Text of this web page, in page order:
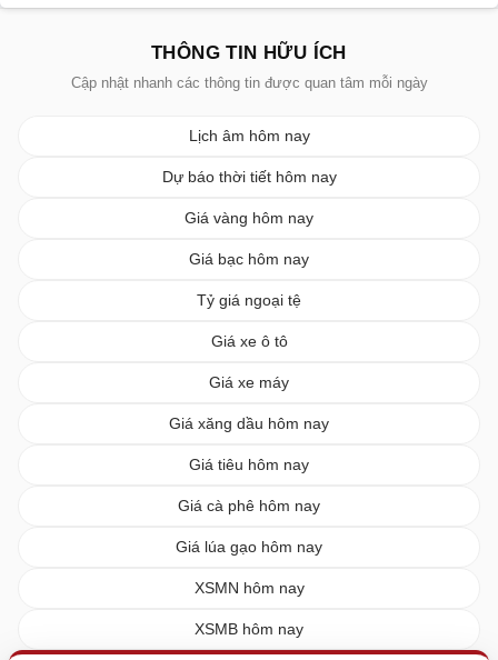
THÔNG TIN HỮU ÍCH
Cập nhật nhanh các thông tin được quan tâm mỗi ngày
Lịch âm hôm nay
Dự báo thời tiết hôm nay
Giá vàng hôm nay
Giá bạc hôm nay
Tỷ giá ngoại tệ
Giá xe ô tô
Giá xe máy
Giá xăng dầu hôm nay
Giá tiêu hôm nay
Giá cà phê hôm nay
Giá lúa gạo hôm nay
XSMN hôm nay
XSMB hôm nay